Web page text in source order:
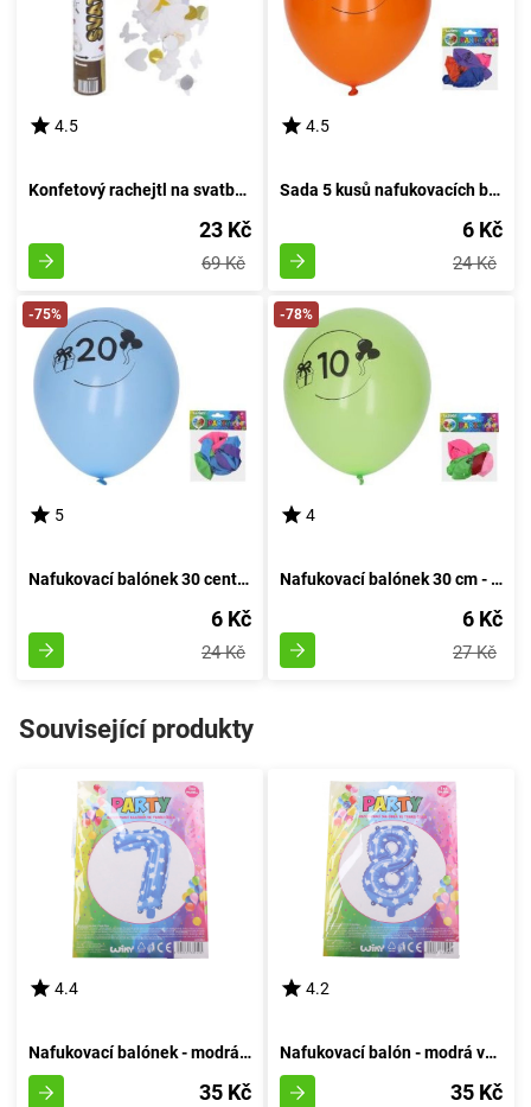
4.5
Konfetový rachejtl na svatbu, výstřelový, délka 30 cm
23 Kč
69 Kč
4.5
Sada 5 kusů nafukovacích balónků o průměru 30 cm - číslo 60
6 Kč
24 Kč
-75%
5
Nafukovací balónek 30 centimetrů - sada 5 kusů, s číslem 20
6 Kč
24 Kč
-78%
4
Nafukovací balónek 30 cm - sada 5 kusů, s číslem 10
6 Kč
27 Kč
Související produkty
4.4
Nafukovací balónek - modrá sedmička
35 Kč
4.2
Nafukovací balón - modrá varianta číslo osm
35 Kč